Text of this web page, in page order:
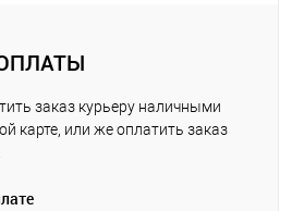
заказ курьеру наличными
карте, или же оплатить заказ